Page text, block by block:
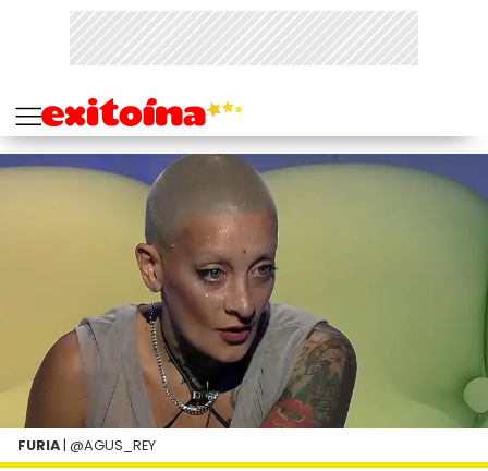
FURIA | @AGUS_REY